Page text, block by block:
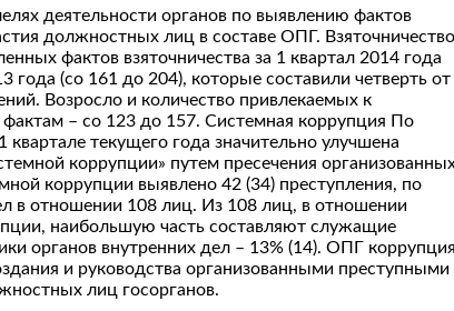
деятельности органов по выявлению фактов
должностных лиц в составе ОПГ. Взяточничество
фактов взяточничества за 1 квартал 2014 года
(со 161 до 204), которые составили четверть от
Возросло и количество привлекаемых к
– со 123 до 157. Системная коррупция По
текущего года значительно улучшена
коррупции» путем пресечения
коррупции выявлено 42 (34) преступления, по
в отношении 108 лиц. Из 108 лиц, в отношении
наибольшую часть составляют служащие
органов внутренних дел – 13% (14). ОПГ коррупция
и руководства организованными преступными
лиц госорганов.